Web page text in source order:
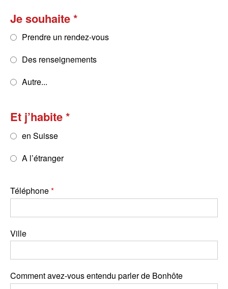
Je souhaite
Prendre un rendez-vous
Des renseignements
Autre...
Et j’habite
en Suisse
A l’étranger
Téléphone
Ville
Comment avez-vous entendu parler de Bonhôte